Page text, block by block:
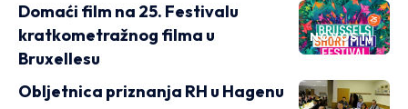
NOVOSTI
Domaći film na 25. Festivalu
kratkometražnog filma u
Bruxellesu
Obljetnica priznanja RH u Hagenu